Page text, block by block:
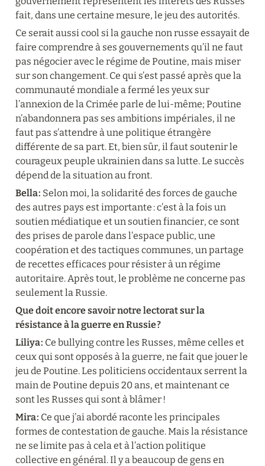
fait, dans une certaine mesure, le jeu des autorités.
Ce serait aussi cool si la gauche non russe essayait de
faire comprendre à ses gouvernements qu’il ne faut
pas négocier avec le régime de Poutine, mais miser
sur son changement. Ce qui s’est passé après que la
communauté mondiale a fermé les yeux sur
l’annexion de la Crimée parle de lui-même; Poutine
n’abandonnera pas ses ambitions impériales, il ne
faut pas s’attendre à une politique étrangère
différente de sa part. Et, bien sûr, il faut soutenir le
courageux peuple ukrainien dans sa lutte. Le succès
dépend de la situation au front.
Bella : Selon moi, la solidarité des forces de gauche
des autres pays est importante : c’est à la fois un
soutien médiatique et un soutien financier, ce sont
des prises de parole dans l’espace public, une
coopération et des tactiques communes, un partage
de recettes efficaces pour résister à un régime
autoritaire. Après tout, le problème ne concerne pas
seulement la Russie.
Que doit encore savoir notre lectorat sur la
résistance à la guerre en Russie ?
Liliya : Ce bullying contre les Russes, même celles et
ceux qui sont opposés à la guerre, ne fait que jouer le
jeu de Poutine. Les politiciens occidentaux serrent la
main de Poutine depuis 20 ans, et maintenant ce
sont les Russes qui sont à blâmer !
Mira : Ce que j’ai abordé raconte les principales
formes de contestation de gauche. Mais la résistance
ne se limite pas à cela et à l’action politique
collective en général. Il y a beaucoup de gens en